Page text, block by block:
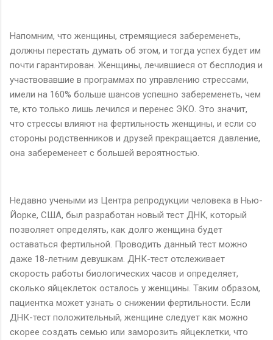
Напомним, что женщины, стремящиеся забеременеть,
должны перестать думать об этом, и тогда успех будет им
почти гарантирован. Женщины, лечившиеся от бесплодия и
участвовавшие в программах по управлению стрессами,
имели на 160% больше шансов успешно забеременеть, чем
те, кто только лишь лечился и перенес ЭКО. Это значит,
что стрессы влияют на фертильность женщины, и если со
стороны родственников и друзей прекращается давление,
она забеременеет с большей вероятностью.
Недавно учеными из Центра репродукции человека в Нью-
Йорке, США, был разработан новый тест ДНК, который
позволяет определять, как долго женщина будет
оставаться фертильной. Проводить данный тест можно
даже 18-летним девушкам. ДНК-тест отслеживает
скорость работы биологических часов и определяет,
сколько яйцеклеток осталось у женщины. Таким образом,
пациентка может узнать о снижении фертильности. Если
ДНК-тест положительный, женщине следует как можно
скорее создать семью или заморозить яйцеклетки, что